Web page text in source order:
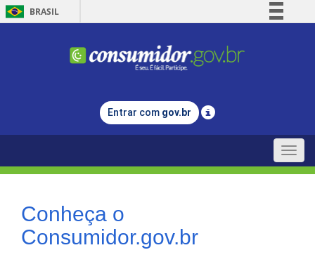
BRASIL
Comunica BR
Legislação
Entrar com gov.br
Toggle
Conheça o
Consumidor.gov.br